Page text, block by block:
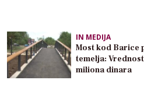
IN MEDIJA
Most kod Barice
temelja:
miliona dinara